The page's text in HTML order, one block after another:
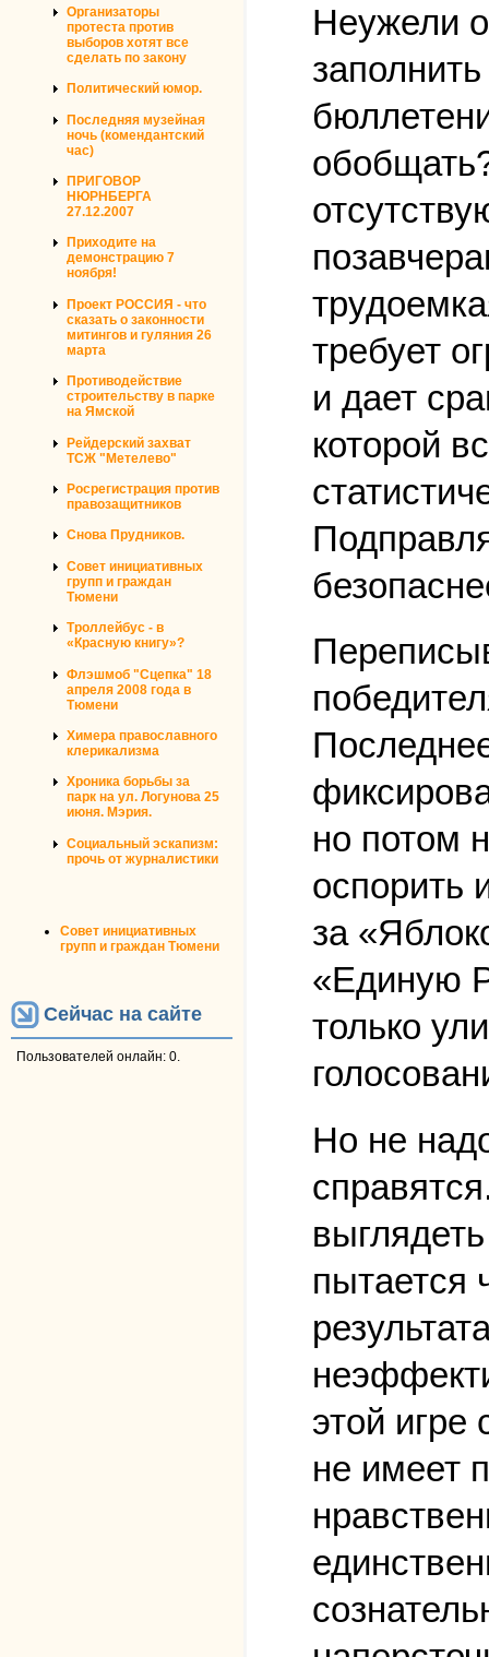
Организаторы
протеста против
выборов хотят все
сделать по закону
Политический юмор.
Последняя музейная
ночь (комендантский
час)
ПРИГОВОР
НЮРНБЕРГА
27.12.2007
Приходите на
демонстрацию 7
ноября!
Проект РОССИЯ - что
сказать о законности
митингов и гуляния 26
марта
Противодействие
строительству в парке
на Ямской
Рейдерский захват
ТСЖ "Метелево"
Росрегистрация против
правозащитников
Снова Прудников.
Совет инициативных
групп и граждан
Тюмени
Троллейбус - в
«Красную книгу»?
Флэшмоб "Сцепка" 18
апреля 2008 года в
Тюмени
Химера православного
клерикализма
Хроника борьбы за
парк на ул. Логунова 25
июня. Мэрия.
Социальный эскапизм:
прочь от журналистики
Совет инициативных
групп и граждан Тюмени
Сейчас на сайте
Пользователей онлайн: 0.
Неужели
требует
и дает
которой
но потом
оспорить
за
«Единую
только
Но не
пытается
этой игре
не имеет